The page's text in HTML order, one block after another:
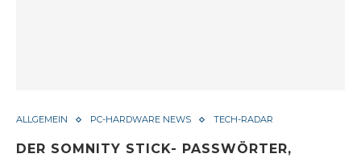
ALLGEMEIN PC-HARDWARE NEWS TECH-RADAR
DER SOMNITY STICK- PASSWÖRTER,